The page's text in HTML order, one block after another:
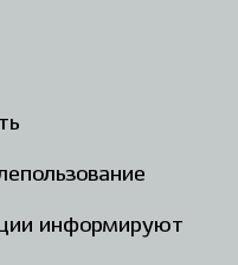
информируют